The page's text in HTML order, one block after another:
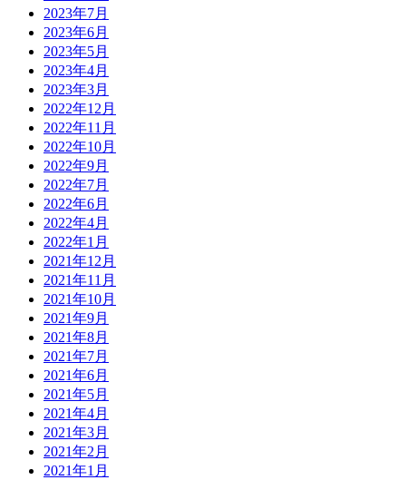
2023年7月
2023年6月
2023年5月
2023年4月
2023年3月
2022年12月
2022年11月
2022年10月
2022年9月
2022年7月
2022年6月
2022年4月
2022年1月
2021年12月
2021年11月
2021年10月
2021年9月
2021年8月
2021年7月
2021年6月
2021年5月
2021年4月
2021年3月
2021年2月
2021年1月